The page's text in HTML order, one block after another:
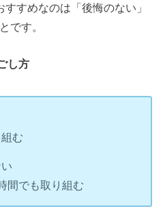
すめなのは「後悔のない」
です。
し方
む
間でも取り組む